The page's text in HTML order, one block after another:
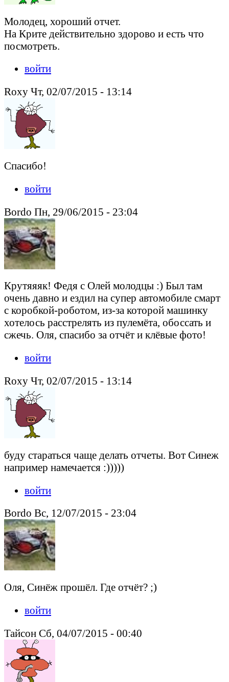
Молодец, хороший отчет.
На Крите действительно здорово и есть что
посмотреть.
войти
Roxy Чт, 02/07/2015 - 13:14
Спасибо!
войти
Bordo Пн, 29/06/2015 - 23:04
Крутяяяк! Федя с Олей молодцы :) Был там
очень давно и ездил на супер автомобиле смарт
с коробкой-роботом, из-за которой машинку
хотелось расстрелять из пулемёта, обоссать и
сжечь. Оля, спасибо за отчёт и клёвые фото!
войти
Roxy Чт, 02/07/2015 - 13:14
буду стараться чаще делать отчеты. Вот Синеж
например намечается :)))))
войти
Bordo Вс, 12/07/2015 - 23:04
Оля, Синёж прошёл. Где отчёт? ;)
войти
Тайсон Сб, 04/07/2015 - 00:40